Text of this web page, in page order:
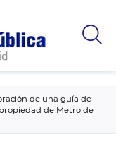
de una guía de
de Metro de